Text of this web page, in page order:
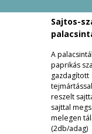
Sajtos-
A
paprikás
gazdagított
reszelt
sajttal
melegen
(2db/adag)